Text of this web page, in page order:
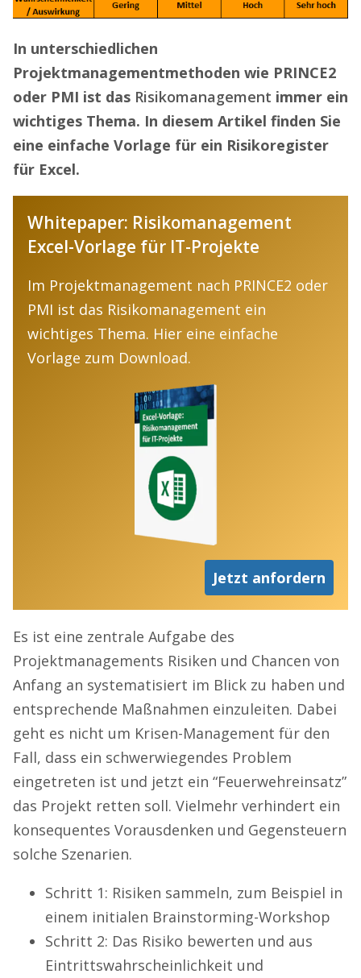
In unterschiedlichen
Projektmanagementmethoden wie PRINCE2
oder PMI ist das Risikomanagement immer ein
wichtiges Thema. In diesem Artikel finden Sie
eine einfache Vorlage für ein Risikoregister
für Excel.
Whitepaper: Risikomanagement
Excel-Vorlage für IT-Projekte
Im Projektmanagement nach PRINCE2 oder
PMI ist das Risikomanagement ein
wichtiges Thema. Hier eine einfache
Vorlage zum Download.
Jetzt anfordern
Es ist eine zentrale Aufgabe des
Projektmanagements Risiken und Chancen von
Anfang an systematisiert im Blick zu haben und
entsprechende Maßnahmen einzuleiten. Dabei
geht es nicht um Krisen-Management für den
Fall, dass ein schwerwiegendes Problem
eingetreten ist und jetzt ein “Feuerwehreinsatz”
das Projekt retten soll. Vielmehr verhindert ein
konsequentes Vorausdenken und Gegensteuern
solche Szenarien.
Schritt 1: Risiken sammeln, zum Beispiel in
einem initialen Brainstorming-Workshop
Schritt 2: Das Risiko bewerten und aus
Eintrittswahrscheinlichkeit und